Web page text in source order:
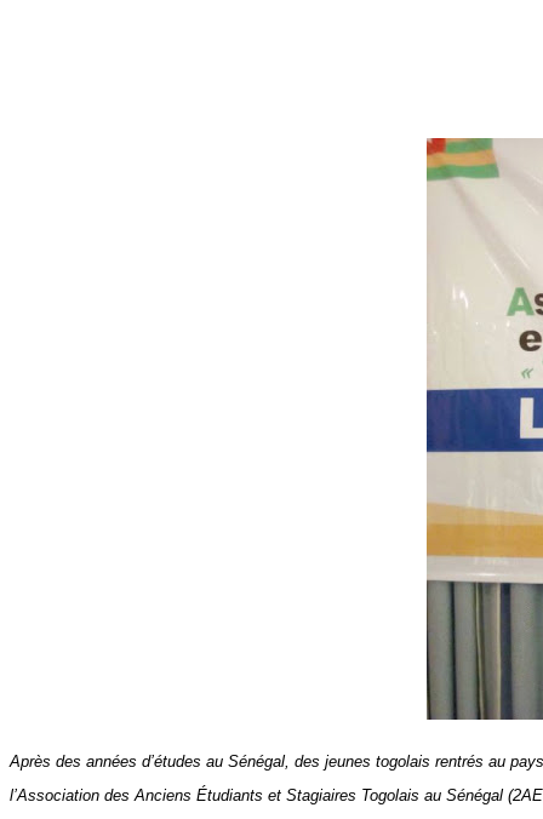
Après des années d’études au Sénégal, des jeunes togolais rentrés au
l’Association des Anciens Étudiants et Stagiaires Togolais au Sénégal